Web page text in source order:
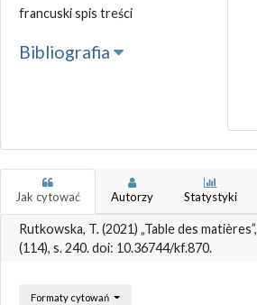
francuski spis treści
Bibliografia
Jak cytować Autorzy Statystyki
Rutkowska, T. (2021) „Table des matières”,
(114), s. 240. doi: 10.36744/kf.870.
Formaty cytowań